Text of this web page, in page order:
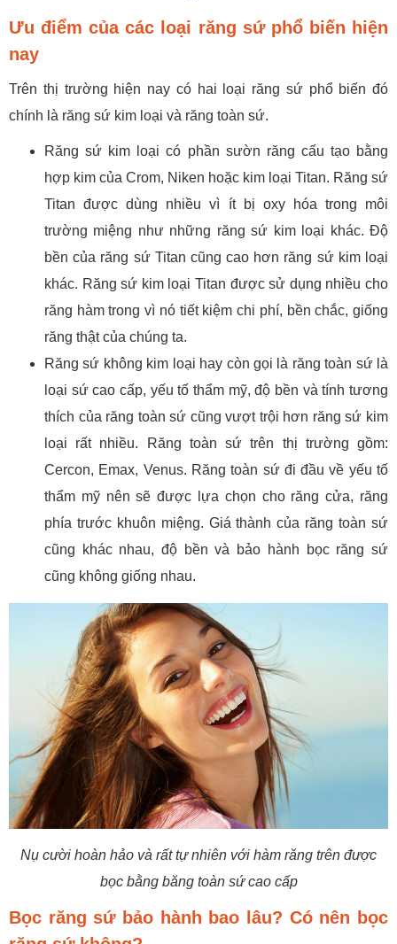
Ưu điểm của các loại răng sứ phổ biến hiện
nay
Trên thị trường hiện nay có hai loại răng sứ phổ biến đó
chính là răng sứ kim loại và răng toàn sứ.
Răng sứ kim loại có phần sườn răng cấu tạo bằng
hợp kim của Crom, Niken hoặc kim loại Titan. Răng sứ
Titan được dùng nhiều vì ít bị oxy hóa trong môi
trường miệng như những răng sứ kim loại khác. Độ
bền của răng sứ Titan cũng cao hơn răng sứ kim loại
khác. Răng sứ kim loại Titan được sử dụng nhiều cho
răng hàm trong vì nó tiết kiệm chi phí, bền chắc, giống
răng thật của chúng ta.
Răng sứ không kim loại hay còn gọi là răng toàn sứ là
loại sứ cao cấp, yếu tố thẩm mỹ, độ bền và tính tương
thích của răng toàn sứ cũng vượt trội hơn răng sứ kim
loại rất nhiều. Răng toàn sứ trên thị trường gồm:
Cercon, Emax, Venus. Răng toàn sứ đi đầu về yếu tố
thẩm mỹ nên sẽ được lựa chọn cho răng cửa, răng
phía trước khuôn miệng. Giá thành của răng toàn sứ
cũng khác nhau, độ bền và bảo hành bọc răng sứ
cũng không giống nhau.
Nụ cười hoàn hảo và rất tự nhiên với hàm răng trên được
bọc bằng băng toàn sứ cao cấp
Bọc răng sứ bảo hành bao lâu? Có nên bọc